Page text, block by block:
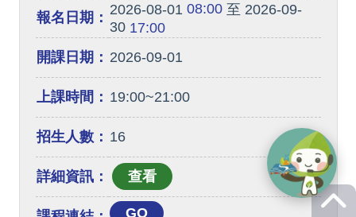
報名日期： 2026-08-01 08:00至 2026-09-
3017:00
開課日期： 2026-09-01
上課時間： 19:00~21:00
招生人數： 16
詳細資訊：
GO